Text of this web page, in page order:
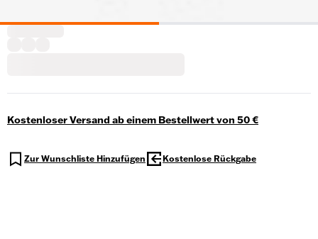
Kostenloser Versand ab einem Bestellwert von 50 €
Zur Wunschliste Hinzufügen Kostenlose Rückgabe